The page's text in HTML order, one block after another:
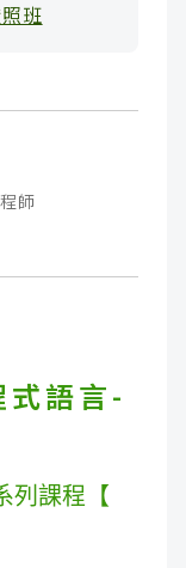
班
師
式語言-